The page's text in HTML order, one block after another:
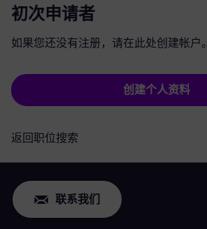
初次申请者
如果您还没有注册，请在此处创建帐户。
创建个人资料
返回职位搜索
联系我们